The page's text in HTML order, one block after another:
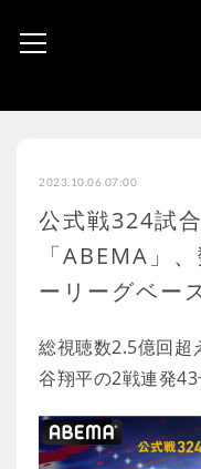
2023.10.06 07:00
公式戦324試
「ABEMA」
ーリーグベー
総視聴数2.5億回超
谷翔平の2戦連発